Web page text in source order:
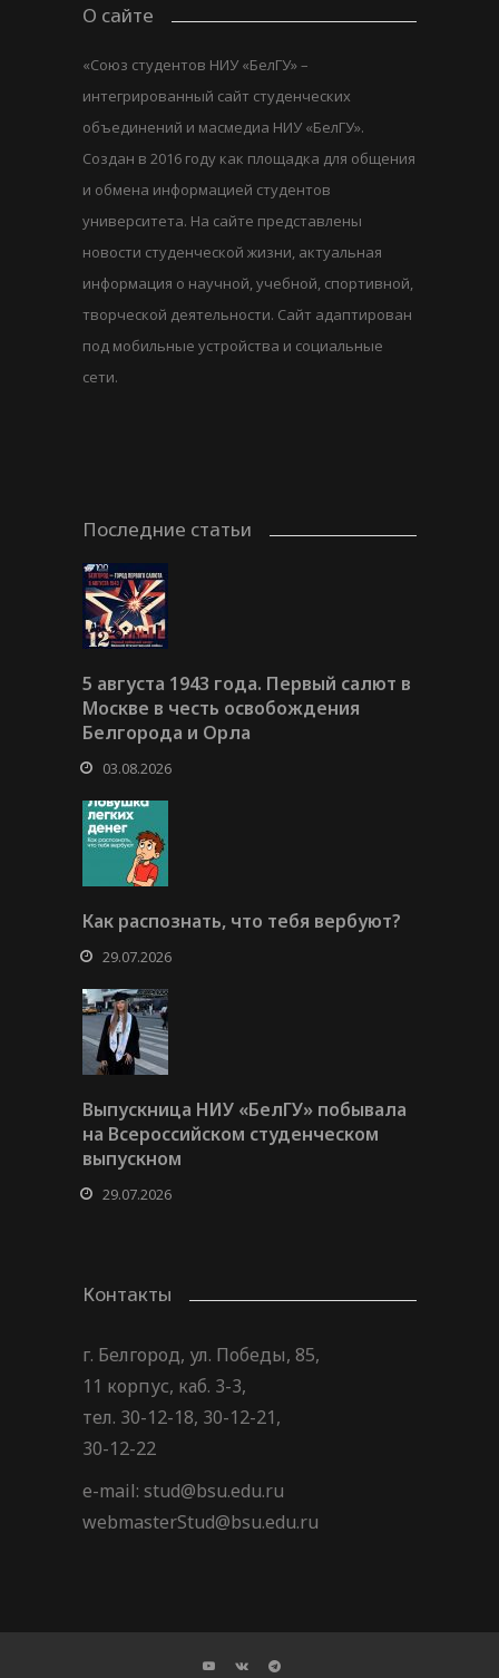
О сайте
«Союз студентов НИУ «БелГУ» –
интегрированный сайт студенческих
объединений и масмедиа НИУ «БелГУ».
Создан в 2016 году как площадка для общения
и обмена информацией студентов
университета. На сайте представлены
новости студенческой жизни, актуальная
информация о научной, учебной, спортивной,
творческой деятельности. Сайт адаптирован
под мобильные устройства и социальные
сети.
Последние статьи
5 августа 1943 года. Первый салют в
Москве в честь освобождения
Белгорода и Орла
03.08.2026
Как распознать, что тебя вербуют?
29.07.2026
Выпускница НИУ «БелГУ» побывала
на Всероссийском студенческом
выпускном
29.07.2026
Контакты
г. Белгород, ул. Победы, 85,
11 корпус, каб. 3-3,
тел. 30-12-18, 30-12-21,
30-12-22
e-mail: stud@bsu.edu.ru
webmasterStud@bsu.edu.ru